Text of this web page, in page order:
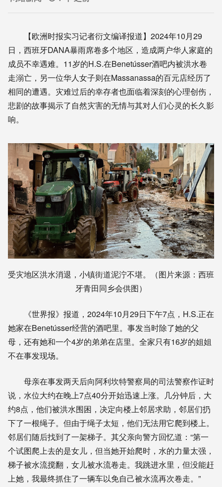
【欧洲时报实习记者衍文编译报道】2024年10月29
日，西班牙DANA暴雨席卷多个地区，造成两户华人家庭的
成员不幸遇难。11岁的H.S.在Benetússer酒吧内被洪水卷
走溺亡，另一位华人女子则在Massanassa的百元店经历了
相同的遭遇。灾难过后的幸存者也面临着深刻的心理创伤，
悲剧的故事揭示了自然灾害的无情与其对人们心灵的长久影
响。
受灾地区洪水消退，小镇街道泥泞不堪。（图片来源：西班
牙青田同乡会供图）
《世界报》报道，2024年10月29日下午7点，H.S.正在
她家在Benetússer经营的酒吧里。事发当时除了她的父
母，还有她和一个4岁的弟弟在店里。全家只有16岁的姐姐
不在事发现场。
母亲在事发两天后向阿利坎特警察局的司法警察作证时
说，水位大约在晚上7点40分开始迅速上涨。几分钟后，大
约8点，他们被洪水围困，决定向楼上邻居求助，邻居们扔
下了一根绳子。但由于绳子太短，他们无法用它爬到楼上。
邻居们随后找到了一架梯子。其父亲向警方回忆道：“第一
个试图爬上去的是女儿，但当她开始爬时，水的力量太强，
梯子被水流搅翻，女儿被水流卷走。我跳进水里，但没能赶
上她，我最终抓住了一辆车以免自己被水流再次卷走。”